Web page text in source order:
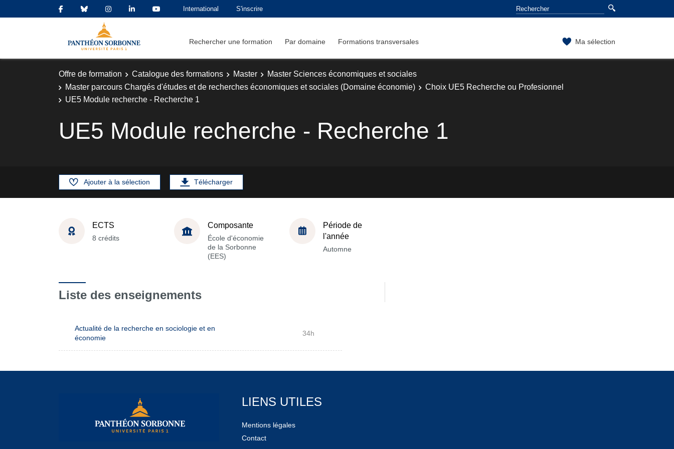
International S'inscrire
Rechercher une formation Par domaine Formations transversales Ma sélection
Offre de formation Catalogue des formations Master
Master Sciences économiques et sociales
Master parcours Chargés d'études et de recherches économiques et sociales (Domaine économie)
Choix UE5 Recherche ou Profesionnel
UE5 Module recherche - Recherche 1
UE5 Module recherche - Recherche 1
Ajouter à la sélection Télécharger
ECTS
8 crédits
Composante
École d'économie
de la Sorbonne
(EES)
Période de
l'année
Automne
Liste des enseignements
Actualité de la recherche en sociologie et en
économie
34h
LIENS UTILES
Mentions légales
Contact